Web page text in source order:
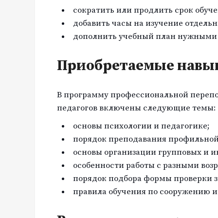
сократить или продлить срок
добавить часы на изучение
дополнить учебный план
Приобретаемые
В программу профессиональной
педагогов включены следующие темы:
основы психологии и педагогике;
порядок преподавания
основы организации групповых и
особенности работы с разными
порядок подбора формы проверки
правила обучения по сооружению